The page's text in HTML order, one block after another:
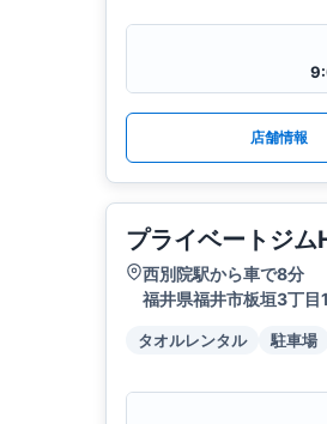
店舗情報
プライベートジム
西別院駅から車で8分
福井県福井市板垣3丁
タオルレンタル 駐車場